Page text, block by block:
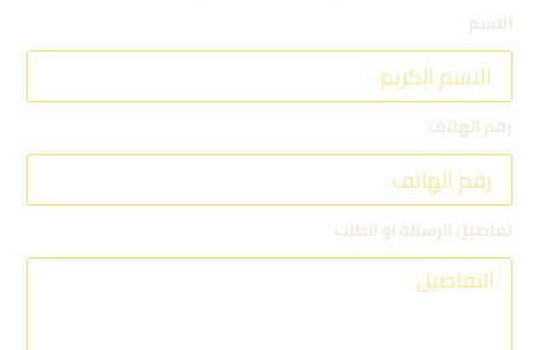
الاسم
رقم الهاتف
تفاصيل الرسالة او الطلب